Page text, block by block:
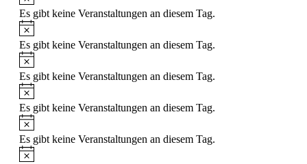
Es gibt keine Veranstaltungen an diesem Tag.
Es gibt keine Veranstaltungen an diesem Tag.
Es gibt keine Veranstaltungen an diesem Tag.
Es gibt keine Veranstaltungen an diesem Tag.
Es gibt keine Veranstaltungen an diesem Tag.